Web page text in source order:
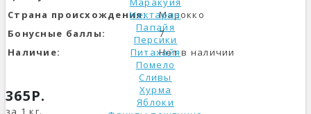
Нектарин
Папайя
Персики
Питахайя
Помело
Сливы
Хурма
Яблоки
Страна происхождения:
Марокко
Бонусные баллы:
7
Наличие:
Нет в наличии
365Р.
за 1 кг.